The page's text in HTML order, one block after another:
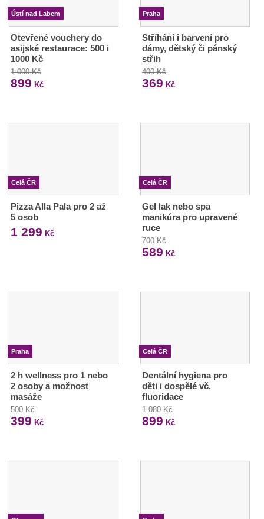
Ústí nad Labem
Otevřené vouchery do
asijské restaurace: 500 i
1000 Kč
1 000 Kč
899 Kč
Praha
Stříhání i barvení pro
dámy, dětský či pánský
střih
400 Kč
369 Kč
Celá ČR
Pizza Alla Pala pro 2 až
5 osob
1 299 Kč
Celá ČR
Gel lak nebo spa
manikúra pro upravené
ruce
700 Kč
589 Kč
Praha
2 h wellness pro 1 nebo
2 osoby a možnost
masáže
500 Kč
399 Kč
Celá ČR
Dentální hygiena pro
děti i dospělé vč.
fluoridace
1 080 Kč
899 Kč